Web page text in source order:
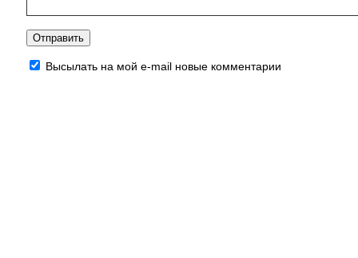
Высылать на мой e-mail новые комментарии